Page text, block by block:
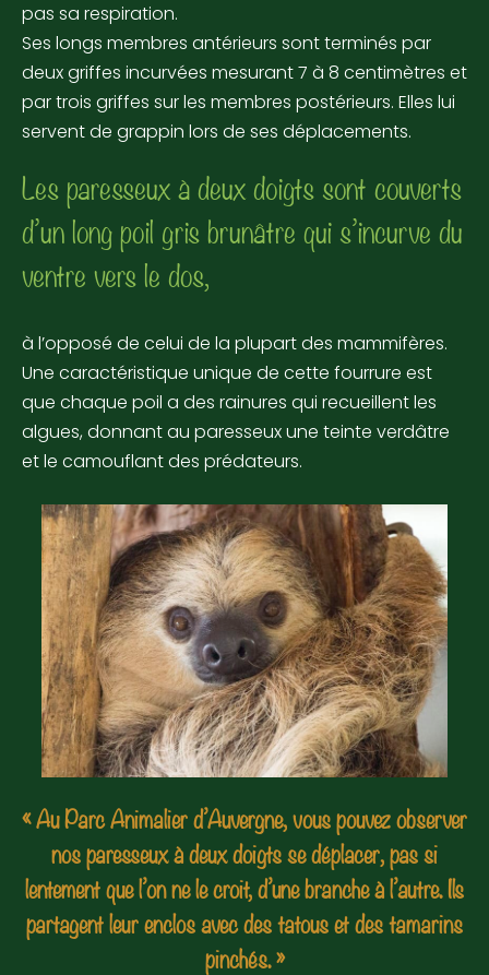
pas sa respiration.
Ses longs membres antérieurs sont terminés par
deux griffes incurvées mesurant 7 à 8 centimètres et
par trois griffes sur les membres postérieurs. Elles lui
servent de grappin lors de ses déplacements.
Les paresseux à deux doigts sont couverts
d’un long poil gris brunâtre qui s’incurve du
ventre vers le dos,
à l’opposé de celui de la plupart des mammifères.
Une caractéristique unique de cette fourrure est
que chaque poil a des rainures qui recueillent les
algues, donnant au paresseux une teinte verdâtre
et le camouflant des prédateurs.
« Au Parc Animalier d’Auvergne, vous pouvez observer
nos paresseux à deux doigts se déplacer, pas si
lentement que l’on ne le croit, d’une branche à l’autre. Ils
partagent leur enclos avec des tatous et des tamarins
pinchés. »